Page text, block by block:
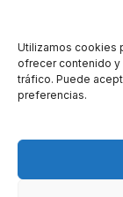
Utilizamos cookies
ofrecer contenido y
tráfico. Puede
preferencias.
Web
navegador